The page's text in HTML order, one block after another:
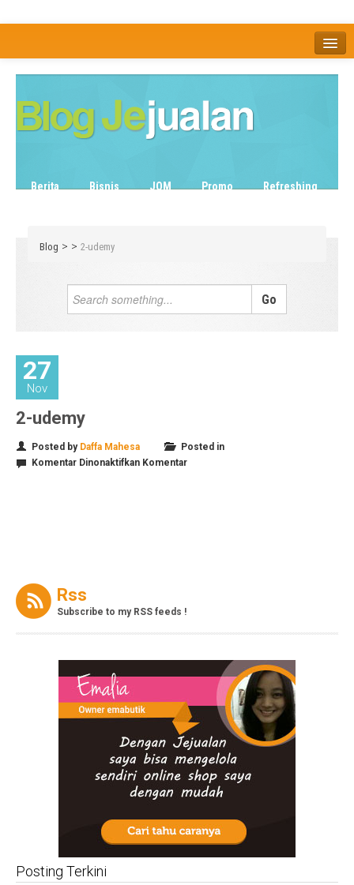
Tentang
Berita Bisnis JOM Promo
Refreshing
Blog > > 2-udemy
27
Nov
2-udemy
Posted by Daffa Mahesa
Posted in
Komentar Dinonaktifkanpada
Komentar
Rss
Subscribe to my RSS feeds !
Posting Terkini